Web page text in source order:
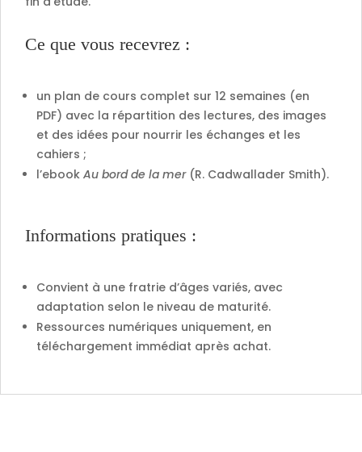
Ce que vous recevrez :
un plan de cours complet sur 12 semaines (en
PDF) avec la répartition des lectures, des images
et des idées pour nourrir les échanges et les
cahiers ;
l’ebook Au bord de la mer (R. Cadwallader Smith).
Informations pratiques :
Convient à une fratrie d’âges variés, avec
adaptation selon le niveau de maturité.
Ressources numériques uniquement, en
téléchargement immédiat après achat.